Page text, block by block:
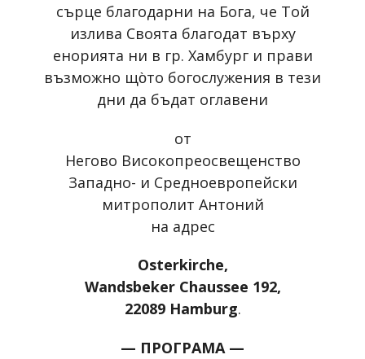
сърце благодарни на Бога, че Той
излива Своята благодат върху
енорията ни в гр. Хамбург и прави
възможно що̀то богослужения в тези
дни да бъдат оглавени
от
Негово Високопреосвещенство
Западно- и Средноевропейски
митрополит Антоний
на адрес
Osterkirche,
Wandsbeker Chaussee 192,
22089 Hamburg.
— ПРОГРАМА —